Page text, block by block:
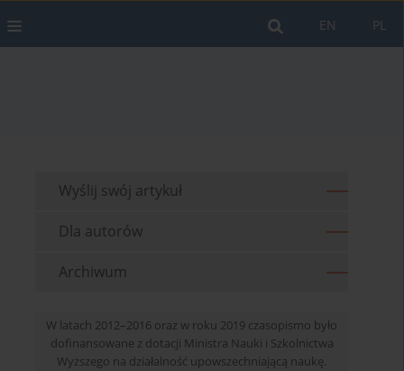
PL
EN
Wyślij swój artykuł
Dla autorów
Archiwum
W latach 2012–2016 oraz w roku 2019 czasopismo było
dofinansowane z dotacji Ministra Nauki i Szkolnictwa
Wyższego na działalność upowszechniającą naukę.